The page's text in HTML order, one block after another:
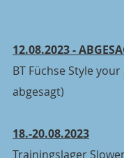
12.08.2023 -
BT Füchse Style
abgesagt)
18.-20.08.2023
Trainingslager